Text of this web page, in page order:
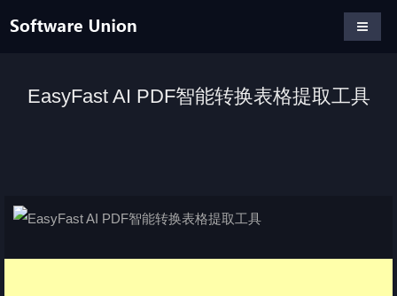
EasyFast AI PDF智能转换表格提取工具